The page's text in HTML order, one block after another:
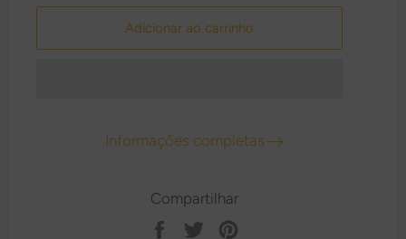
Adicionar ao carrinho
Informações completas
Compartilhar
Compartilhar
Tweetar